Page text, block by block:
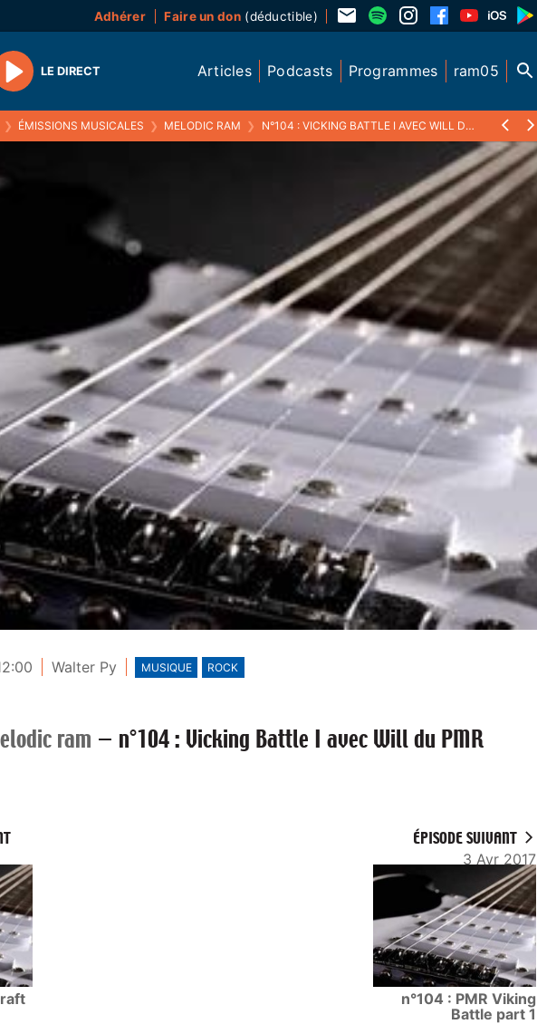
Adhérer Faire un don(déductible)
Play
LE DIRECT Articles Podcasts Programmes ram05
❯ ÉMISSIONS MUSICALES ❯ MELODIC RAM ❯ N°104 : VICKING BATTLE I AVEC WILL DU PMR
Walter Py MUSIQUE ROCK
ram — n°104 : Vicking Battle I avec Will du PMR
ÉPISODE SUIVANT
3 Avr 2017
n°104 : PMR Viking
Battle part 1